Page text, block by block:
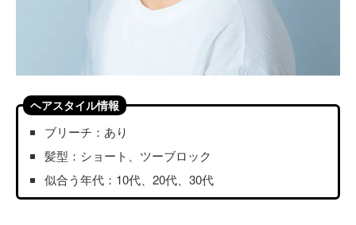
ヘアスタイル情報
ブリーチ：あり
髪型：ショート、ツーブロック
似合う年代：10代、20代、30代